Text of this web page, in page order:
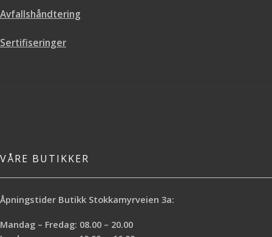
Avfallshåndtering
Sertifiseringer
VÅRE BUTIKKER
Åpningstider Butikk Stokkamyrveien 3a:
Mandag – Fredag: 08.00 – 20.00